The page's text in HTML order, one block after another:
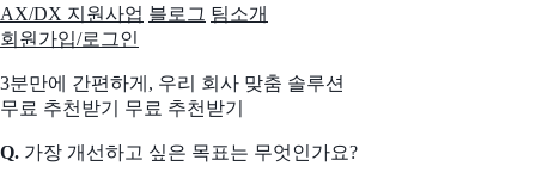
AX/DX 지원사업 블로그 팀소개
회원가입/로그인
3분만에 간편하게, 우리 회사 맞춤 솔루션
무료 추천받기
무료 추천받기
Q. 가장 개선하고 싶은 목표는 무엇인가요?